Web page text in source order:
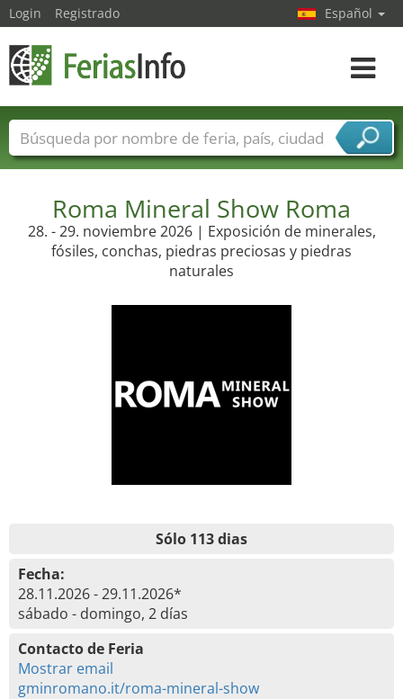
Roma Mineral Show Roma
28. - 29. noviembre 2026 | Exposición de minerales,
fósiles, conchas, piedras preciosas y piedras
naturales
Sólo 113 dias
Fecha:
28.11.2026 - 29.11.2026*
sábado - domingo, 2 días
Contacto de Feria
Mostrar email
gminromano.it/roma-mineral-show
Login Registrado Español
toggle
Nombres de ferias Países
Ciudades
Sectores de proveedor de servicios